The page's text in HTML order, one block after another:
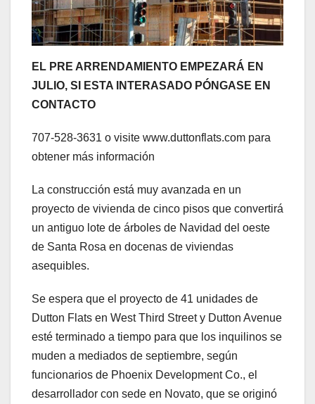
EL PRE ARRENDAMIENTO EMPEZARÁ EN
JULIO, SI ESTA INTERASADO PÓNGASE EN
CONTACTO
707-528-3631 o visite www.duttonflats.com para
obtener más información
La construcción está muy avanzada en un
proyecto de vivienda de cinco pisos que convertirá
un antiguo lote de árboles de Navidad del oeste
de Santa Rosa en docenas de viviendas
asequibles.
Se espera que el proyecto de 41 unidades de
Dutton Flats en West Third Street y Dutton Avenue
esté terminado a tiempo para que los inquilinos se
muden a mediados de septiembre, según
funcionarios de Phoenix Development Co., el
desarrollador con sede en Novato, que se originó